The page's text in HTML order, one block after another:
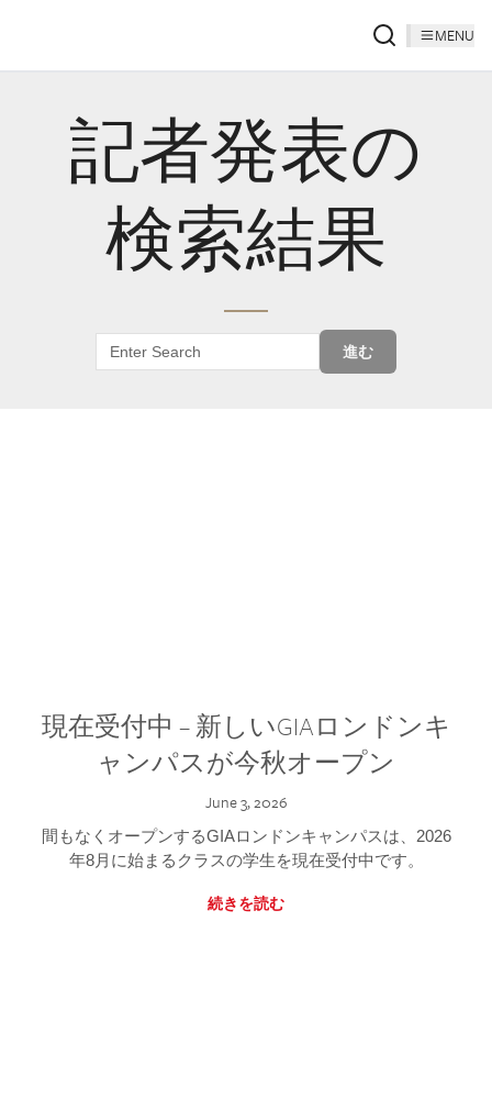
MENU
記者発表の
検索結果
進む
現在受付中 – 新しいGIAロンドンキ
ャンパスが今秋オープン
June 3, 2026
間もなくオープンするGIAロンドンキャンパスは、2026
年8月に始まるクラスの学生を現在受付中です。
続きを読む